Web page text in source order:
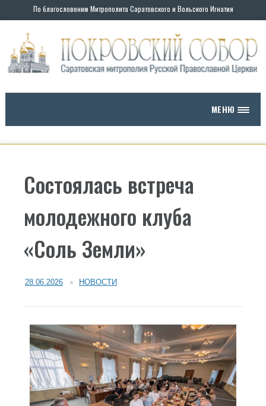
По благословению Митрополита Саратовского и Вольского Игнатия
МЕНЮ
Состоялась встреча
молодежного клуба
«Соль Земли»
28.06.2026 НОВОСТИ